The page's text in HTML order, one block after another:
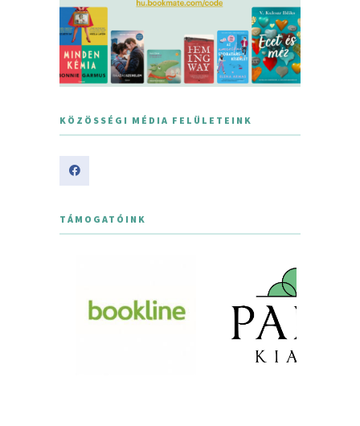
KÖZÖSSÉGI MÉDIA FELÜLETEINK
TÁMOGATÓINK